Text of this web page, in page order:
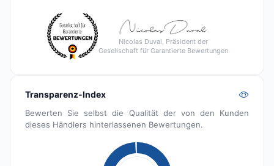
Nicolas Duval, Präsident der
Gesellschaft für Garantierte Bewertungen
Transparenz-Index
Bewerten Sie selbst die Qualität der von den Kunden
dieses Händlers hinterlassenen Bewertungen.